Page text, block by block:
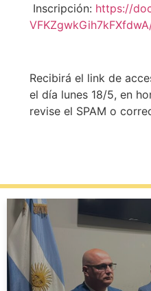
Inscripción: https://
Recibirá el link de
el día lunes 18/5, en
revise el SPAM o